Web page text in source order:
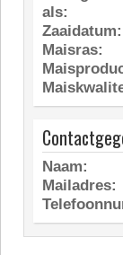
als:
Zaaidatum:
Maisras:
Naam:
Mailadres: